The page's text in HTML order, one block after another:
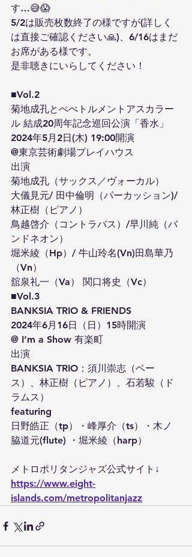
す…😅😱
5/2は販売枚数終了の様ですが(詳しく
は直接ご確認ください🙏)、6/16はまだ
お席がある様です。
是非聴きにいらしてください！
■Vol.2
菊地成孔とぺぺトルメントアスカラー
ル 結成20周年記念巡回公演「香水」
2024年5月2日(木) 19:00開演
@東京芸術劇場プレイハウス
出演
菊地成孔（サックス／ヴォーカル）
大儀見元/ 田中倫明（パーカッション)/
林正樹（ピアノ）
鳥越啓介（コントラバス）/早川純（バ
ンドネオン）
堀米綾（Hp）/ 牛山玲名(Vn)田島華乃
（Vn）
舘泉礼一（Va） 関口将史（Vc）
■Vol.3
BANKSIA TRIO & FRIENDS
2024年6月16日（日）15時開演
@ I’m a Show 有楽町
出演
BANKSIA TRIO：須川崇志（ベー
ス）、林正樹（ピアノ）、石若駿（ド
ラムス）
featuring
⽇野皓正（tp）・峰厚介（ts）・木ノ
脇道元(flute) ・堀⽶綾（harp）
メトロポリタンジャズ公式サイト↓
https://www.eight-
islands.com/metropolitanjazz